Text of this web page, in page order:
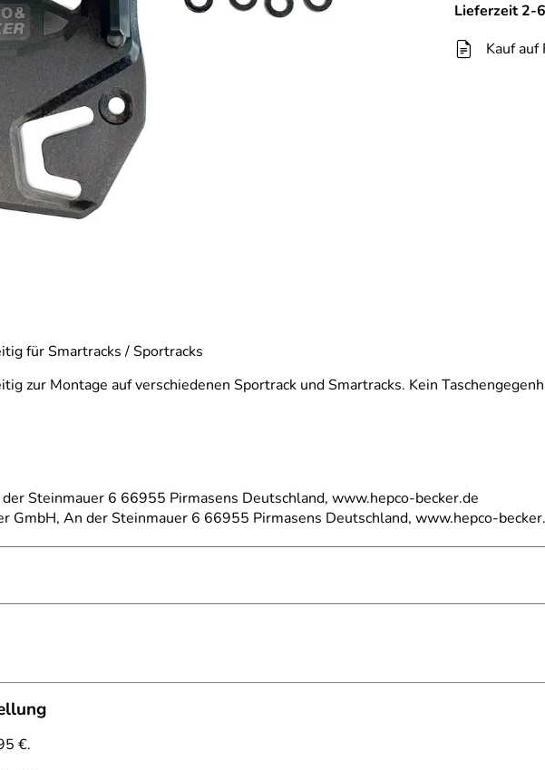
Lieferzeit 2-
Kauf auf
für Smartracks / Sportracks
zur Montage auf verschiedenen Sportrack und Smartracks. Kein
Steinmauer 6 66955 Pirmasens Deutschland, www.hepco-becker.de
GmbH, An der Steinmauer 6 66955 Pirmasens Deutschland, www.hepco-
Smartracks
(402kB)
€.